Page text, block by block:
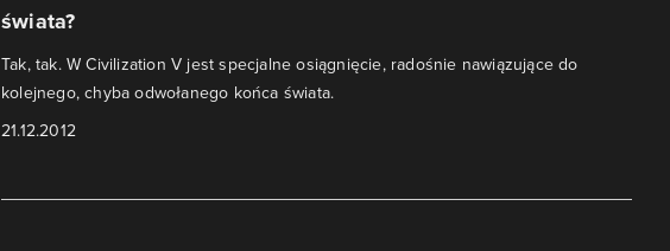
świata?
Tak, tak. W Civilization V jest specjalne osiągnięcie, radośnie nawiązujące do
kolejnego, chyba odwołanego końca świata.
21.12.2012